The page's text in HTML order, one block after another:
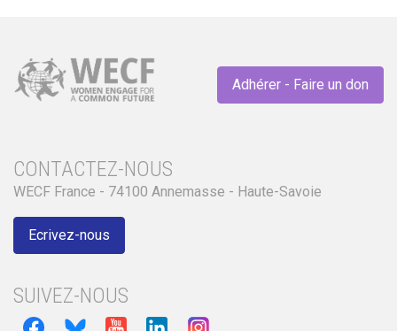
Adhérer - Faire un don
CONTACTEZ-NOUS
WECF France - 74100 Annemasse - Haute-Savoie
Ecrivez-nous
SUIVEZ-NOUS